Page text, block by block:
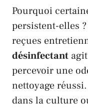
Pourquoi
persistent-elles
reçues
désinfectant
percevoir une
nettoyage
dans la culture